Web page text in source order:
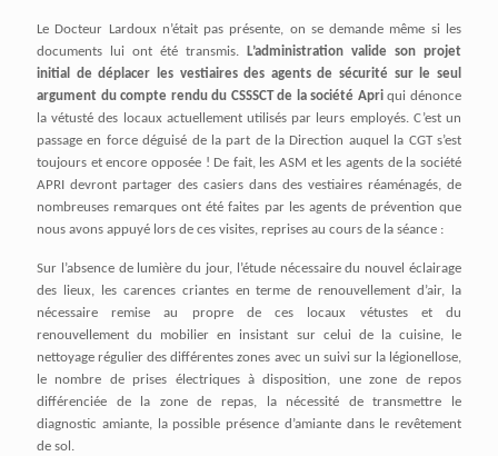
Le Docteur Lardoux n’était pas présente, on se demande même si les
documents lui ont été transmis.
L’administration valide son projet
initial de déplacer les vestiaires des agents de sécurité sur le seul
argument du compte rendu du CSSSCT de la société Apriqui dénonce
la vétusté des locaux actuellement utilisés par leurs employés. C’est un
passage en force déguisé de la part de la Direction auquel la CGT s’est
toujours et encore opposée ! De fait, les ASM et les agents de la société
APRI devront partager des casiers dans des vestiaires réaménagés, de
nombreuses remarques ont été faites par les agents de prévention que
nous avons appuyé lors de ces visites, reprises au cours de la séance :
Sur l’absence de lumière du jour, l’étude nécessaire du nouvel éclairage
des lieux, les carences criantes en terme de renouvellement d’air, la
nécessaire remise au propre de ces locaux vétustes et du
renouvellement du mobilier en insistant sur celui de la cuisine, le
nettoyage régulier des différentes zones avec un suivi sur la légionellose,
le nombre de prises électriques à disposition, une zone de repos
différenciée de la zone de repas, la nécessité de transmettre le
diagnostic amiante, la possible présence d’amiante dans le revêtement
de sol.